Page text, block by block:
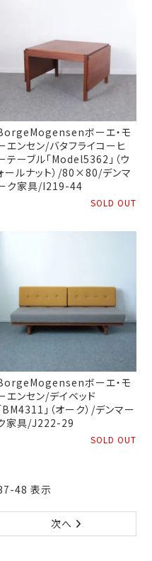
ボーエ・モ
エンセン/バタフライコーヒ
テーブル「Model5362」（ウ
ールナット）/80×80/デンマ
ク家具/I219-44
SOLD OUT
ボーエ・モ
エンセン/デイベッド
BM4311」（オーク）/デンマー
家具/J222-29
SOLD OUT
48 表示
次へ